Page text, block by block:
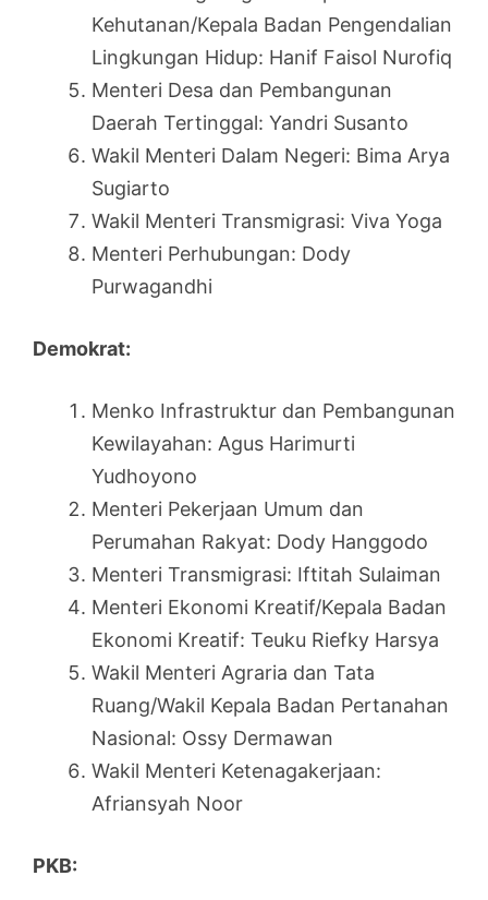
Kehutanan/Kepala Badan Pengendalian
Lingkungan Hidup: Hanif Faisol Nurofiq
Menteri Desa dan Pembangunan
Daerah Tertinggal: Yandri Susanto
Wakil Menteri Dalam Negeri: Bima Arya
Sugiarto
Wakil Menteri Transmigrasi: Viva Yoga
Menteri Perhubungan: Dody
Purwagandhi
Demokrat:
Menko Infrastruktur dan Pembangunan
Kewilayahan: Agus Harimurti
Yudhoyono
Menteri Pekerjaan Umum dan
Perumahan Rakyat: Dody Hanggodo
Menteri Transmigrasi: Iftitah Sulaiman
Menteri Ekonomi Kreatif/Kepala Badan
Ekonomi Kreatif: Teuku Riefky Harsya
Wakil Menteri Agraria dan Tata
Ruang/Wakil Kepala Badan Pertanahan
Nasional: Ossy Dermawan
Wakil Menteri Ketenagakerjaan:
Afriansyah Noor
PKB: